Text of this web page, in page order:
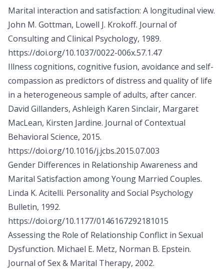
Marital interaction and satisfaction: A longitudinal view.
John M. Gottman, Lowell J. Krokoff. Journal of
Consulting and Clinical Psychology, 1989.
https://doi.org/10.1037/0022-006x.57.1.47
Illness cognitions, cognitive fusion, avoidance and self-
compassion as predictors of distress and quality of life
in a heterogeneous sample of adults, after cancer.
David Gillanders, Ashleigh Karen Sinclair, Margaret
MacLean, Kirsten Jardine. Journal of Contextual
Behavioral Science, 2015.
https://doi.org/10.1016/j.jcbs.2015.07.003
Gender Differences in Relationship Awareness and
Marital Satisfaction among Young Married Couples.
Linda K. Acitelli. Personality and Social Psychology
Bulletin, 1992.
https://doi.org/10.1177/0146167292181015
Assessing the Role of Relationship Conflict in Sexual
Dysfunction. Michael E. Metz, Norman B. Epstein.
Journal of Sex & Marital Therapy, 2002.